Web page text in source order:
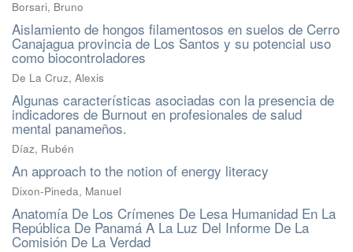
Borsari, Bruno
Aislamiento de hongos filamentosos en suelos de Cerro
Canajagua provincia de Los Santos y su potencial uso
como biocontroladores
De La Cruz, Alexis
Algunas características asociadas con la presencia de
indicadores de Burnout en profesionales de salud
mental panameños.
Díaz, Rubén
An approach to the notion of energy literacy
Dixon-Pineda, Manuel
Anatomía De Los Crímenes De Lesa Humanidad En La
República De Panamá A La Luz Del Informe De La
Comisión De La Verdad